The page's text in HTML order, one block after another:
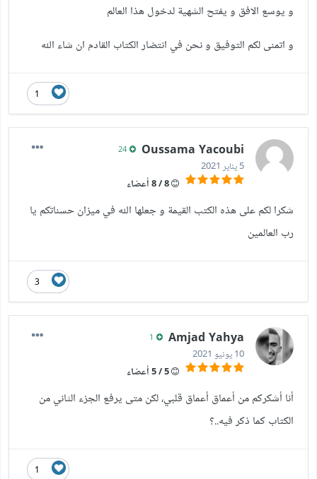
و يوسع الافق و يفتح الشهية لدخول هذا العالم
و اتمنى لكم التوفيق و نحن في انتضار الكتاب القادم ان شاء الله
1
Oussama Yacoubi
5 يناير 2021
شكرا لكم على هذه الكتب القيمة و جعلها الله في ميزان حسناتكم يا
رب العالمين
3
Amjad Yahya
10 يونيو 2021
أنا أشكركم من أعماق أعماق قلبي، لكن متى يرفع الجزء الثاني من
الكتاب كما ذكر فيه..؟
1